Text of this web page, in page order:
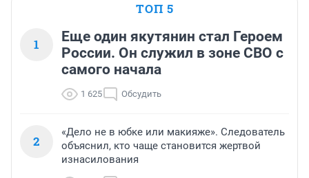
ТОП 5
1
Еще один якутянин стал Героем
России. Он служил в зоне СВО с
самого начала
1 625 Обсудить
2
«Дело не в юбке или макияже». Следователь
объяснил, кто чаще становится жертвой
изнасилования